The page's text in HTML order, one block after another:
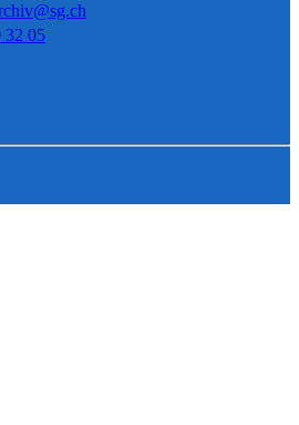
32 05